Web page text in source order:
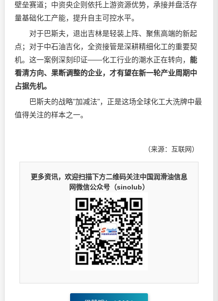
壁垒赛道；中资央企则依托上游资源优势，承接并盘活存
量基础化工产能，提升自主可控水平。
对于巴斯夫，退出吉林是轻装上阵、聚焦高端的新起
点；对于中石油吉化，全资接管是深耕精细化工的重要契
机。这一案例深刻印证——化工行业的潮水正在转向， 能
看清方向、果断调整的企业，才有望在新一轮产业周期中
占据先机。
巴斯夫的战略"加减法"，正是这场全球化工大洗牌中最
值得关注的样本之一。
（来源：互联网）
更多资讯，欢迎扫描下方二维码关注中国润滑油信息
网微信公众号（sinolub）